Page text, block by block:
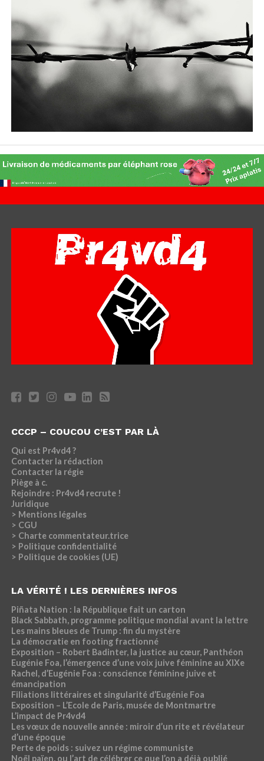
CCCP – COUCOU C’EST PAR LÀ
Qui est Pr4vd4 ?
Contacter la rédaction
Contacter la régie
Piège à c.
Rejoindre : Pr4vd4 recrute !
Juridique
> Mentions légales
> CGU
> Charte commentateur.trice
> Politique confidentialité
> Politique de cookies (UE)
LA VÉRITÉ ! LES DERNIÈRES INFOS
Piñata Nation : la République fait un carton
Black Sabbath, programme politique mondial avant la lettre
Les mains bleues de Trump : fin du mystère
La démocratie en footing fractionné
Exposition – Robert Badinter, la justice au cœur, Panthéon
Eugénie Foa, l’émergence d’une voix juive féminine au XIXe
Rachel, d’Eugénie Foa : conscience féminine juive et
émancipation
Filiations littéraires et singularité d’Eugénie Foa
Exposition – L’Ecole de Paris, musée de Montmartre
L’impact de Pr4vd4
Les vœux de nouvelle année : miroir d’un rite et révélateur
d’une époque
Perte de poids : suivez un régime communiste
Noël païen, ou l’art de célébrer ce que l’on a déjà oublié